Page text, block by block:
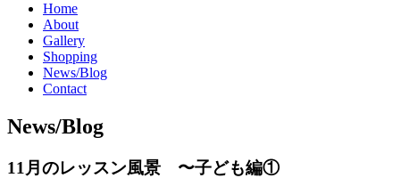
Home
About
Gallery
Shopping
News/Blog
Contact
News/Blog
11月のレッスン風景 〜子ども編①